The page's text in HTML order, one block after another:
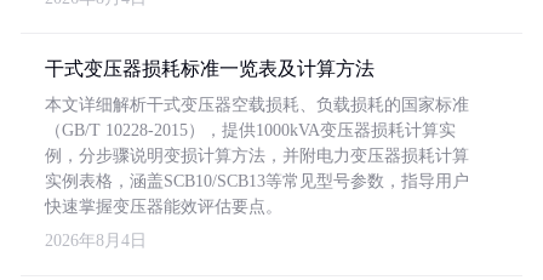
干式变压器损耗标准一览表及计算方法
本文详细解析干式变压器空载损耗、负载损耗的国家标准
（GB/T 10228-2015），提供1000kVA变压器损耗计算实
例，分步骤说明变损计算方法，并附电力变压器损耗计算
实例表格，涵盖SCB10/SCB13等常见型号参数，指导用户
快速掌握变压器能效评估要点。
2026年8月4日